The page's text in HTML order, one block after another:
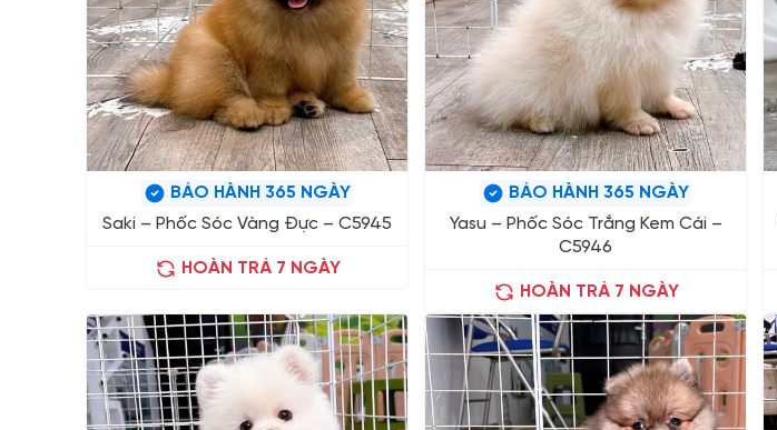
BẢO HÀNH 365 NGÀY
Saki – Phốc Sóc Vàng Đực – C5945
HOÀN TRẢ 7 NGÀY
BẢO HÀNH 365 NGÀY
Yasu – Phốc Sóc Trắng Kem Cái –
C5946
HOÀN TRẢ 7 NGÀY